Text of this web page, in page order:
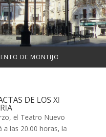
DE MONTIJO
DE LOS XI
el Teatro Nuevo
las 20.00 horas, la